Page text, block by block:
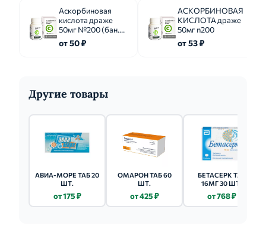
Аскорбиновая
кислота драже
50мг №200 (бан.
полим.)
от 50 ₽
АСКОРБИНОВАЯ
КИСЛОТА драже
50мг n200
от 53 ₽
Другие товары
АВИА-МОРЕ ТАБ 20
ШТ.
от 175 ₽
ОМАРОН ТАБ 60
ШТ.
от 425 ₽
БЕТАСЕРК ТАБ
16МГ 30 ШТ.
от 768 ₽